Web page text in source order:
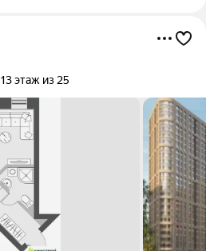
13 этаж из 25